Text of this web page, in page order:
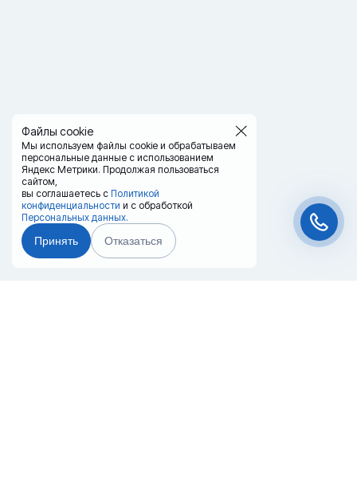
Файлы cookie
Мы используем файлы cookie и обрабатываем
персональные данные с использованием
Яндекс Метрики. Продолжая пользоваться
сайтом,
вы соглашаетесь с Политикой
конфиденциальности и с обработкой
Персональных данных.
Принять Отказаться